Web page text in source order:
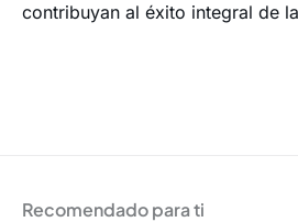
contribuyan al éxito integral de
Recomendado para ti